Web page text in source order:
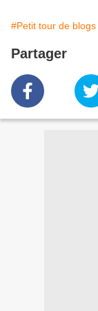
#Petit tour de blogs
Partager